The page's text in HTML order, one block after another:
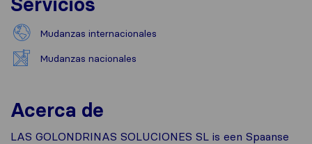
Mudanzas internacionales
Mudanzas nacionales
Acerca de
LAS GOLONDRINAS SOLUCIONES SL is een Spaanse